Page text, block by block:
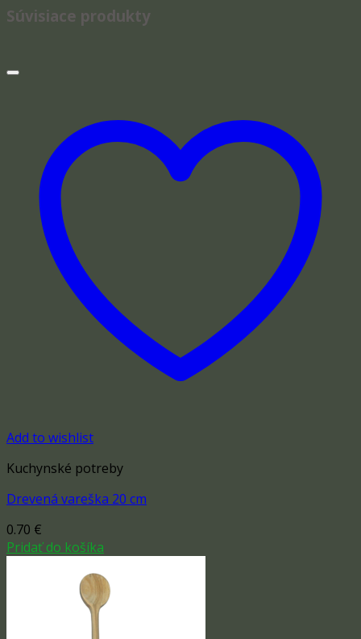
Súvisiace produkty
Add to wishlist
Kuchynské potreby
Drevená vareška 20 cm
0.70 €
Pridať do košíka